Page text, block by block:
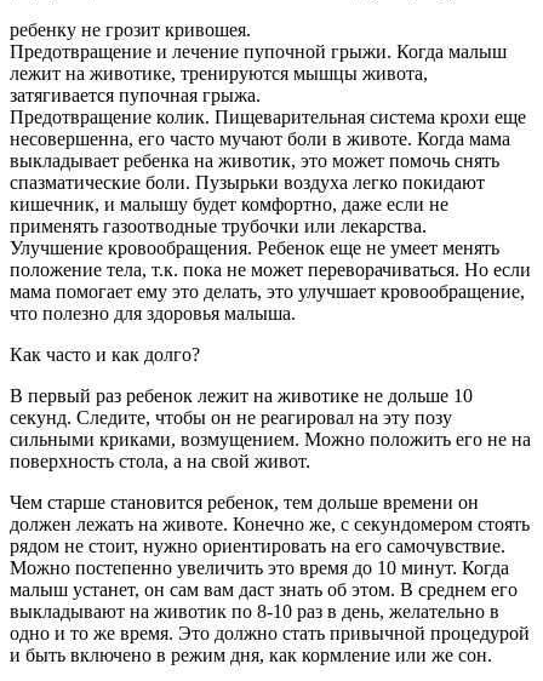
ребенку не грозит кривошея.
Предотвращение и лечение пупочной грыжи. Когда малыш
лежит на животике, тренируются мышцы живота,
затягивается пупочная грыжа.
Предотвращение колик. Пищеварительная система крохи еще
несовершенна, его часто мучают боли в животе. Когда мама
выкладывает ребенка на животик, это может помочь снять
спазматические боли. Пузырьки воздуха легко покидают
кишечник, и малышу будет комфортно, даже если не
применять газоотводные трубочки или лекарства.
Улучшение кровообращения. Ребенок еще не умеет менять
положение тела, т.к. пока не может переворачиваться. Но если
мама помогает ему это делать, это улучшает кровообращение,
что полезно для здоровья малыша.
Как часто и как долго?
В первый раз ребенок лежит на животике не дольше 10
секунд. Следите, чтобы он не реагировал на эту позу
сильными криками, возмущением. Можно положить его не на
поверхность стола, а на свой живот.
Чем старше становится ребенок, тем дольше времени он
должен лежать на животе. Конечно же, с секундомером стоять
рядом не стоит, нужно ориентировать на его самочувствие.
Можно постепенно увеличить это время до 10 минут. Когда
малыш устанет, он сам вам даст знать об этом. В среднем его
выкладывают на животик по 8-10 раз в день, желательно в
одно и то же время. Это должно стать привычной процедурой
и быть включено в режим дня, как кормление или же сон.